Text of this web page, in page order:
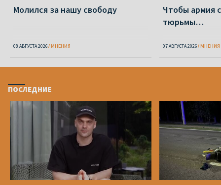
Молился за нашу свободу
08 АВГУСТА 2026 МНЕНИЯ
Чтобы армия
тюрьмы…
07 АВГУСТА 2026 МНЕНИЯ
ПОСЛЕДНИЕ